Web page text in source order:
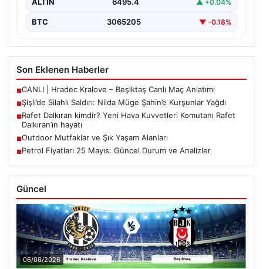
ALTIN 6495.4 ▲ +0.04%
BTC 3065205 ▼ -0.18%
Son Eklenen Haberler
■CANLI | Hradec Kralove – Beşiktaş Canlı Maç Anlatımı
■Şişli’de Silahlı Saldırı: Nilda Müge Şahin’e Kurşunlar Yağdı
■Rafet Dalkıran kimdir? Yeni Hava Kuvvetleri Komutanı Rafet
Dalkıran’ın hayatı
■Outdoor Mutfaklar ve Şık Yaşam Alanları
■Petrol Fiyatları 25 Mayıs: Güncel Durum ve Analizler
Güncel
06/08/2026